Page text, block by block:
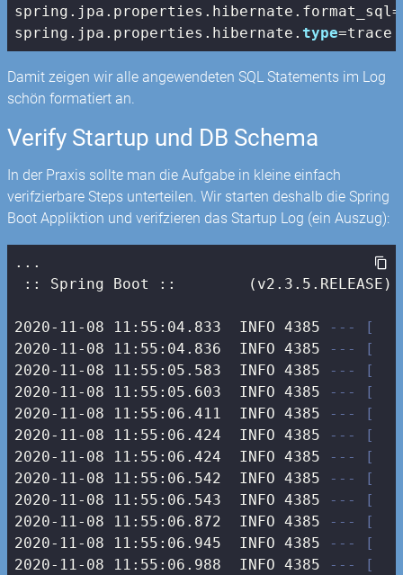
spring.jpa.properties.hibernate.format_sql=
spring.jpa.properties.hibernate.type=trace
Damit zeigen wir alle angewendeten SQL Statements im Log
schön formatiert an.
Verify Startup und DB Schema
In der Praxis sollte man die Aufgabe in kleine einfach
verifzierbare Steps unterteilen. Wir starten deshalb die Spring
Boot Appliktion und verifzieren das Startup Log (ein Auszug):
...
:: Spring Boot ::        (v2.3.5.RELEASE)
2020-11-08 11:55:04.833  INFO 4385 --- [
2020-11-08 11:55:04.836  INFO 4385 --- [
2020-11-08 11:55:05.583  INFO 4385 --- [
2020-11-08 11:55:05.603  INFO 4385 --- [
2020-11-08 11:55:06.411  INFO 4385 --- [
2020-11-08 11:55:06.424  INFO 4385 --- [
2020-11-08 11:55:06.424  INFO 4385 --- [
2020-11-08 11:55:06.542  INFO 4385 --- [
2020-11-08 11:55:06.543  INFO 4385 --- [
2020-11-08 11:55:06.872  INFO 4385 --- [
2020-11-08 11:55:06.945  INFO 4385 --- [
2020-11-08 11:55:06.988  INFO 4385 --- [